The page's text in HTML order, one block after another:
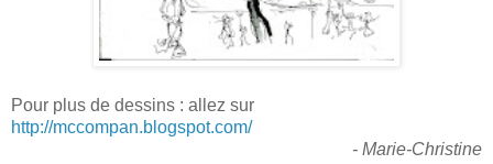
Pour plus de dessins : allez sur
http://mccompan.blogspot.com/
- Marie-Christine